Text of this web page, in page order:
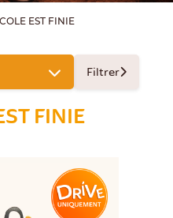
EST FINIE
Filtrer
FINIE